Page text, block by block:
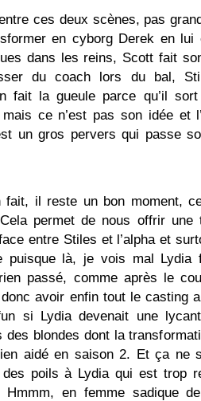
ces deux scènes, pas
en cyborg Derek en lui
dans les reins, Scott fait
du coach lors du bal,
fait la gueule parce qu’il
ce n’est pas son idée et
un gros pervers qui passe
fait, il reste un bon moment,
permet de nous offrir une
entre Stiles et l’alpha et
puisque là, je vois mal Lydia
passé, comme après le
avoir enfin tout le casting
si Lydia devenait une
des blondes dont la
aidé en saison 2. Et ça ne
des poils à Lydia qui est trop
Hmmm, en femme sadique